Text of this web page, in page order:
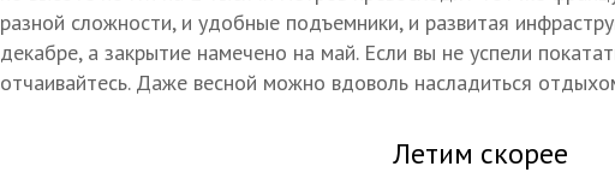
разной сложности, и удобные подъемники, и развитая
декабре, а закрытие намечено на май. Если вы не успели
отчаивайтесь. Даже весной можно вдоволь насладиться
Летим скорее